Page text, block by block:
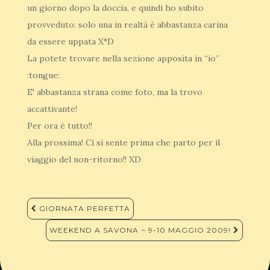
un giorno dopo la doccia, e quindi ho subito
provveduto: solo una in realtà è abbastanza carina
da essere uppata X°D
La potete trovare nella sezione apposita in “io”
:tongue:
E' abbastanza strana come foto, ma la trovo
accattivante!
Per ora è tutto!!
Alla prossima! Ci si sente prima che parto per il
viaggio del non-ritorno!! XD
Navigazione
articoli
GIORNATA PERFETTA
WEEKEND A SAVONA ~ 9-10 MAGGIO 2009!